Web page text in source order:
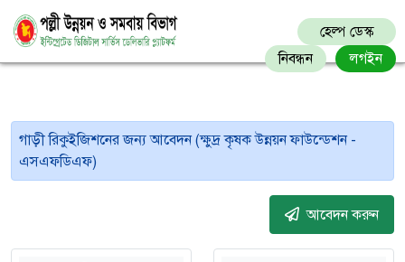
হেল্প ডেস্ক
নিবন্ধন
লগইন
গাড়ী রিকুইজিশনের জন্য আবেদন (ক্ষুদ্র কৃষক উন্নয়ন ফাউন্ডেশন -
এসএফডিএফ)
আবেদন করুন